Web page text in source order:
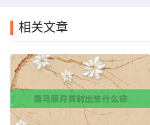
相关文章